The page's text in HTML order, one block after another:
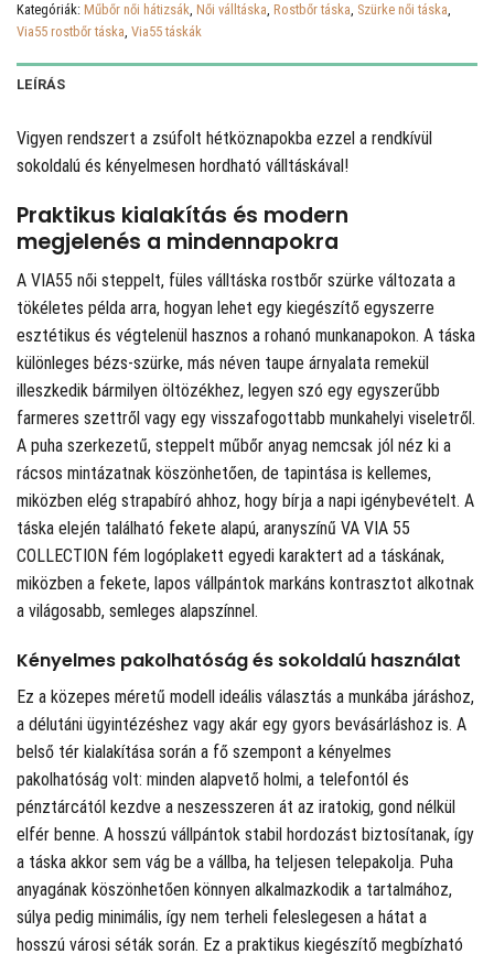
Kategóriák: Műbőr női hátizsák, Női válltáska, Rostbőr táska, Szürke női táska,
Via55 rostbőr táska, Via55 táskák
LEÍRÁS
Vigyen rendszert a zsúfolt hétköznapokba ezzel a rendkívül
sokoldalú és kényelmesen hordható válltáskával!
Praktikus kialakítás és modern
megjelenés a mindennapokra
A VIA55 női steppelt, füles válltáska rostbőr szürke változata a
tökéletes példa arra, hogyan lehet egy kiegészítő egyszerre
esztétikus és végtelenül hasznos a rohanó munkanapokon. A táska
különleges bézs-szürke, más néven taupe árnyalata remekül
illeszkedik bármilyen öltözékhez, legyen szó egy egyszerűbb
farmeres szettről vagy egy visszafogottabb munkahelyi viseletről.
A puha szerkezetű, steppelt műbőr anyag nemcsak jól néz ki a
rácsos mintázatnak köszönhetően, de tapintása is kellemes,
miközben elég strapabíró ahhoz, hogy bírja a napi igénybevételt. A
táska elején található fekete alapú, aranyszínű VA VIA 55
COLLECTION fém logóplakett egyedi karaktert ad a táskának,
miközben a fekete, lapos vállpántok markáns kontrasztot alkotnak
a világosabb, semleges alapszínnel.
Kényelmes pakolhatóság és sokoldalú használat
Ez a közepes méretű modell ideális választás a munkába járáshoz,
a délutáni ügyintézéshez vagy akár egy gyors bevásárláshoz is. A
belső tér kialakítása során a fő szempont a kényelmes
pakolhatóság volt: minden alapvető holmi, a telefontól és
pénztárcától kezdve a neszesszeren át az iratokig, gond nélkül
elfér benne. A hosszú vállpántok stabil hordozást biztosítanak, így
a táska akkor sem vág be a vállba, ha teljesen telepakolja. Puha
anyagának köszönhetően könnyen alkalmazkodik a tartalmához,
súlya pedig minimális, így nem terheli feleslegesen a hátat a
hosszú városi séták során. Ez a praktikus kiegészítő megbízható